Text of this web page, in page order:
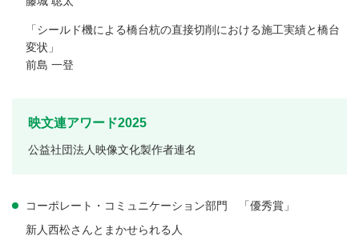
「シールド機による橋台杭の直接切削における施工実績と橋台
変状」
前島 一登
映文連アワード2025
公益社団法人映像文化製作者連名
コーポレート・コミュニケーション部門 「優秀賞」
新人西松さんとまかせられる人